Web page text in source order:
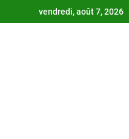
to
vendredi, août 7, 2026